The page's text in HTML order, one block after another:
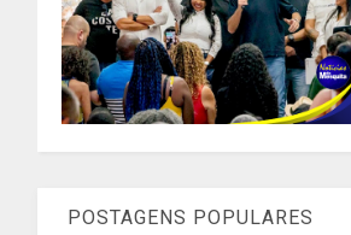
POSTAGENS POPULARES